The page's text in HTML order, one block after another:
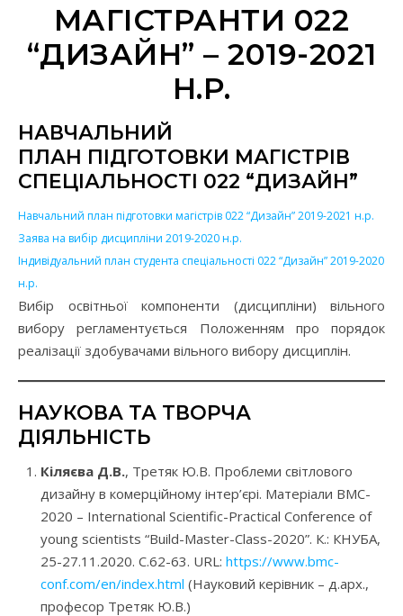
МАГІСТРАНТИ 022
“ДИЗАЙН” – 2019-2021
Н.Р.
НАВЧАЛЬНИЙ
ПЛАН ПІДГОТОВКИ МАГІСТРІВ
СПЕЦІАЛЬНОСТІ 022 “ДИЗАЙН”
Навчальний план підготовки магістрів 022 “Дизайн” 2019-2021 н.р.
Заява на вибір дисципліни 2019-2020 н.р.
Iндивiдуальний план студента спецiальностi 022 “Дизайн” 2019-2020
н.р.
Вибір освітньої компоненти (дисципліни) вільного
вибору регламентується Положенням про порядок
реалізації здобувачами вільного вибору дисциплін.
НАУКОВА ТА ТВОРЧА
ДІЯЛЬНІСТЬ
Кіляєва Д.В., Третяк Ю.В. Проблеми світлового
дизайну в комерційному інтер’єрі. Матеріали BMC-
2020 – International Scientific-Practical Conference of
young scientists “Build-Master-Class-2020”. К.: КНУБА,
25-27.11.2020. С.62-63. URL: https://www.bmc-
conf.com/en/index.html (Науковий керівник – д.арх.,
професор Третяк Ю.В.)